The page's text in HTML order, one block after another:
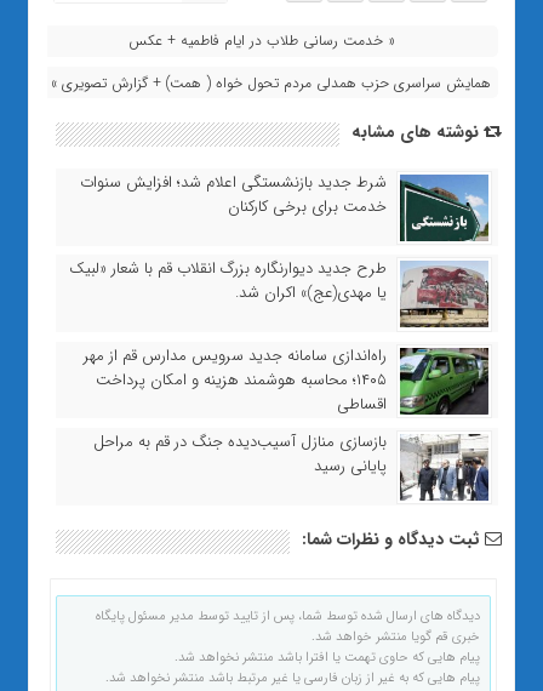
« خدمت رسانی طلاب در ایام فاطمیه + عکس
همایش سراسری حزب همدلی مردم تحول خواه ( همت) + گزارش تصویری »
نوشته های مشابه
شرط جدید بازنشستگی اعلام شد؛ افزایش سنوات
خدمت برای برخی کارکنان
طرح جدید دیوارنگاره بزرگ انقلاب قم با شعار «لبیک
یا مهدی(عج)» اکران شد.
راه‌اندازی سامانه جدید سرویس مدارس قم از مهر
۱۴۰۵؛ محاسبه هوشمند هزینه و امکان پرداخت
اقساطی
بازسازی منازل آسیب‌دیده جنگ در قم به مراحل
پایانی رسید
ثبت دیدگاه و نظرات شما:
دیدگاه های ارسال شده توسط شما، پس از تایید توسط مدیر مسئول پایگاه
خبری قم گویا منتشر خواهد شد.
پیام هایی که حاوی تهمت یا افترا باشد منتشر نخواهد شد.
پیام هایی که به غیر از زبان فارسی یا غیر مرتبط باشد منتشر نخواهد شد.